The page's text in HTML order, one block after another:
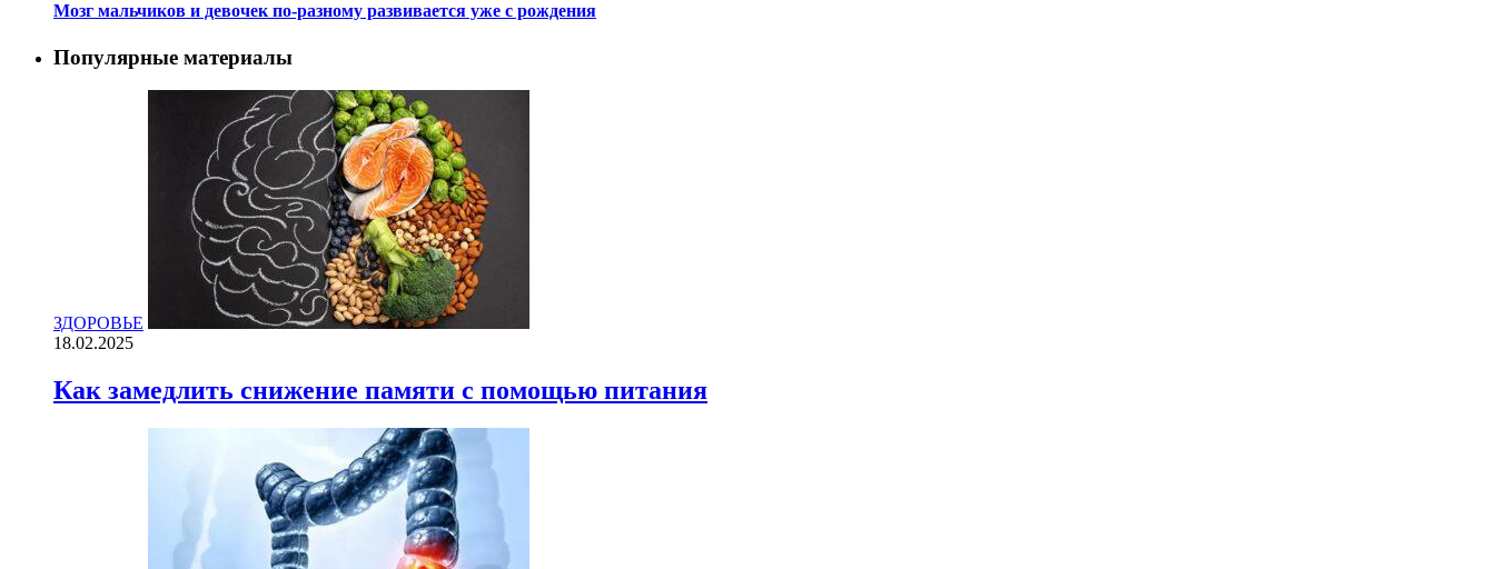
Мозг мальчиков и девочек по-разному развивается уже с рождения
Популярные материалы
ЗДОРОВЬЕ
18.02.2025
Как замедлить снижение памяти с помощью питания